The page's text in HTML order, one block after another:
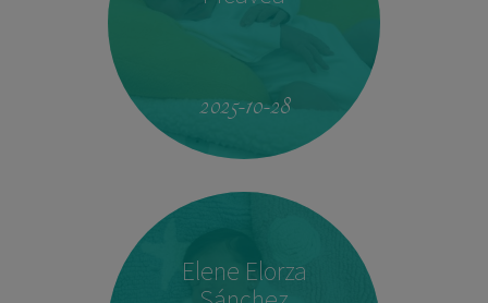
2025-10-28
Elene Elorza